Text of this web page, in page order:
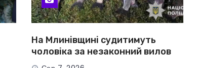
На Млинівщині судитимуть
чоловіка за незаконний вилов
риби на понад 80 тисяч гривень